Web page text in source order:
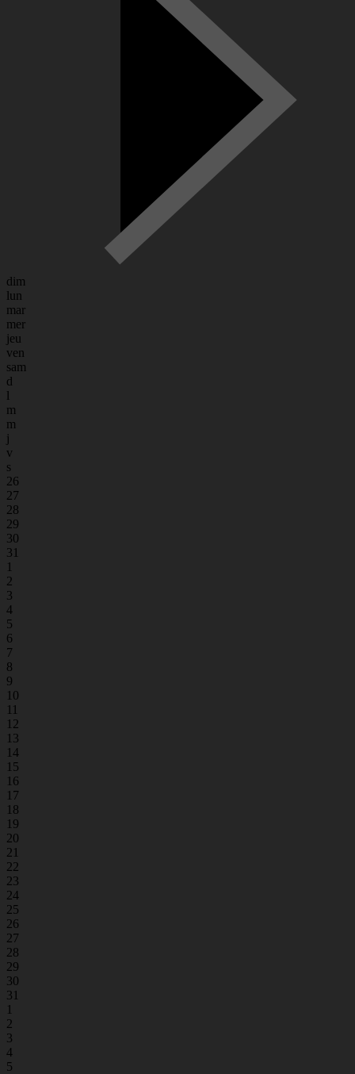
dim
lun
mar
mer
jeu
ven
sam
d
l
m
m
j
v
s
26
27
28
29
30
31
1
2
3
4
5
6
7
8
9
10
11
12
13
14
15
16
17
18
19
20
21
22
23
24
25
26
27
28
29
30
31
1
2
3
4
5